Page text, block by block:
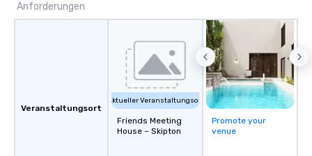
Anforderungen
Veranstaltungsort
Aktueller Veranstaltungsort
Friends Meeting
House – Skipton
Promote your
venue